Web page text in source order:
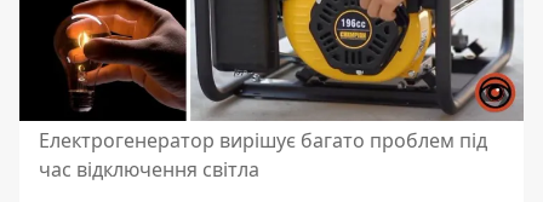
Електрогенератор вирішує багато проблем під
час відключення світла